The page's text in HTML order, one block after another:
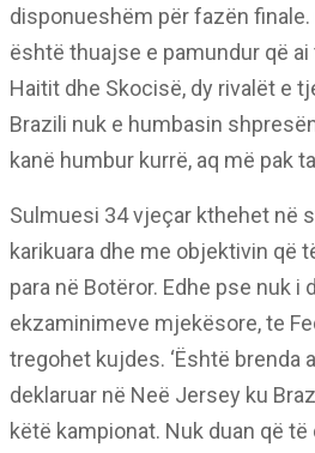
disponueshëm për fazën
është thuajse e pamundur që
Haitit dhe Skocisë, dy rivalët e
Brazili nuk e humbasin
kanë humbur kurrë, aq më pak
Sulmuesi 34 vjeçar kthehet në
karikuara dhe me objektivin që
para në Botëror. Edhe pse nuk i
ekzaminimeve mjekësore, te
tregohet kujdes. ‘Është brenda
deklaruar në Neë Jersey ku
këtë kampionat. Nuk duan që